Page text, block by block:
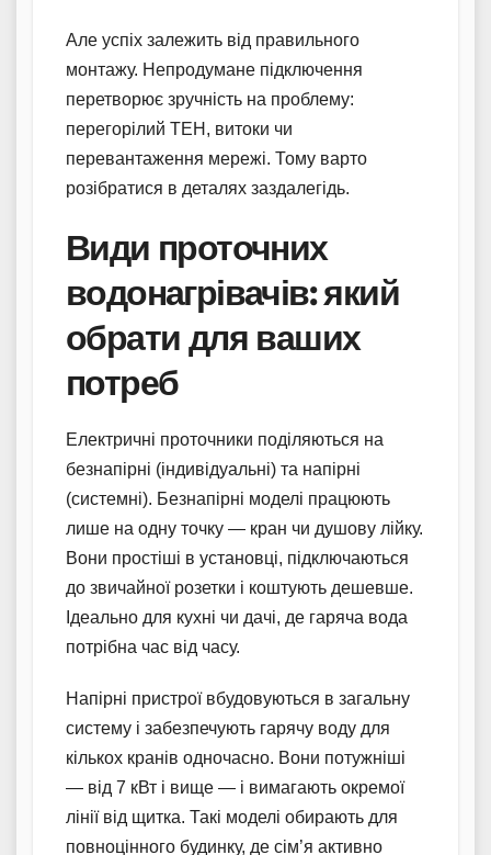
Але успіх залежить від правильного
монтажу. Непродумане підключення
перетворює зручність на проблему:
перегорілий ТЕН, витоки чи
перевантаження мережі. Тому варто
розібратися в деталях заздалегідь.
Види проточних
водонагрівачів: який
обрати для ваших
потреб
Електричні проточники поділяються на
безнапірні (індивідуальні) та напірні
(системні). Безнапірні моделі працюють
лише на одну точку — кран чи душову лійку.
Вони простіші в установці, підключаються
до звичайної розетки і коштують дешевше.
Ідеально для кухні чи дачі, де гаряча вода
потрібна час від часу.
Напірні пристрої вбудовуються в загальну
систему і забезпечують гарячу воду для
кількох кранів одночасно. Вони потужніші
— від 7 кВт і вище — і вимагають окремої
лінії від щитка. Такі моделі обирають для
повноцінного будинку, де сім’я активно